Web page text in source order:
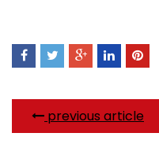
previous article